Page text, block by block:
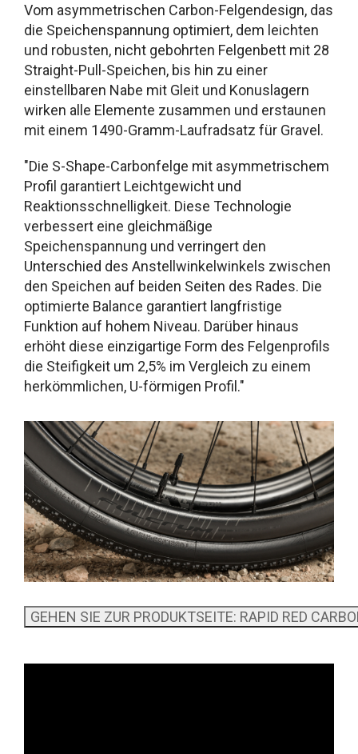
Vom asymmetrischen Carbon-Felgendesign, das
die Speichenspannung optimiert, dem leichten
und robusten, nicht gebohrten Felgenbett mit 28
Straight-Pull-Speichen, bis hin zu einer
einstellbaren Nabe mit Gleit und Konuslagern
wirken alle Elemente zusammen und erstaunen
mit einem 1490-Gramm-Laufradsatz für Gravel.
"Die S-Shape-Carbonfelge mit asymmetrischem
Profil garantiert Leichtgewicht und
Reaktionsschnelligkeit. Diese Technologie
verbessert eine gleichmäßige
Speichenspannung und verringert den
Unterschied des Anstellwinkelwinkels zwischen
den Speichen auf beiden Seiten des Rades. Die
optimierte Balance garantiert langfristige
Funktion auf hohem Niveau. Darüber hinaus
erhöht diese einzigartige Form des Felgenprofils
die Steifigkeit um 2,5% im Vergleich zu einem
herkömmlichen, U-förmigen Profil."